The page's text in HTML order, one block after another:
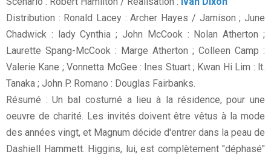
Distribution : Ronald Lacey : Archer Hayes / Jamison ; June
Chadwick : lady Cynthia ; John McCook : Nolan Atherton ;
Laurette Spang-McCook : Marge Atherton ; Colleen Camp :
Valerie Kane ; Vonnetta McGee : Ines Stuart ; Kwan Hi Lim : lt.
Tanaka ; John P. Romano : Douglas Fairbanks.
Résumé : Un bal costumé a lieu à la résidence, pour une
oeuvre de charité. Les invités doivent être vêtus à la mode
des années vingt, et Magnum décide d'entrer dans la peau de
Dashiell Hammett. Higgins, lui, est complètement "déphasé"